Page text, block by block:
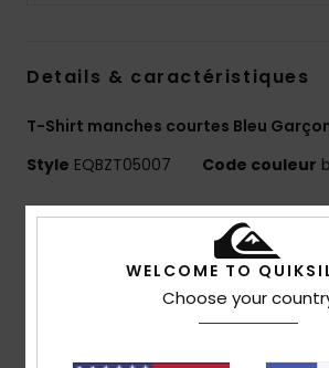
Details & caractéristiques
T-Shirt manches courtes Bleu
Style EQBZT05007 Code couleur
Caractéristiques
MADE BETTER
25 % de coton recyclé issu de
WELCOME TO
Choose your